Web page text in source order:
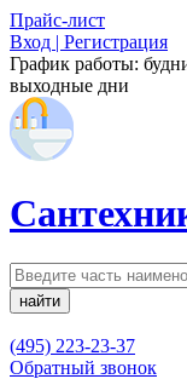
Прайс-лист
Вход | Регистрация
График работы:
выходные дни
найти
(495) 223-23-37
Обратный звонок